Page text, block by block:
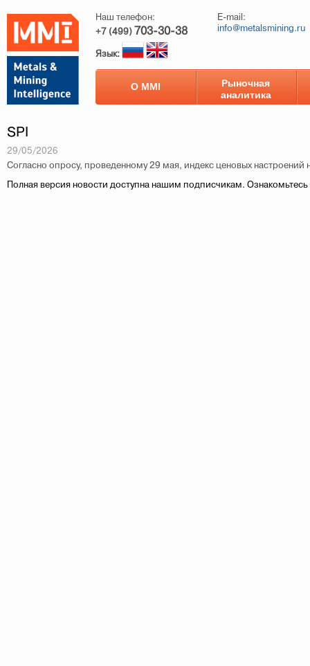
Наш телефон:
+7 (499) 703-30-38
Язык:
E-mail:
info@metalsmining.ru
О ММI
Рыночная
аналитика
SPI
29/05/2026
Согласно опросу, проведенному 29 мая, индекс ценовых
Полная версия новости доступна нашим подписчикам.